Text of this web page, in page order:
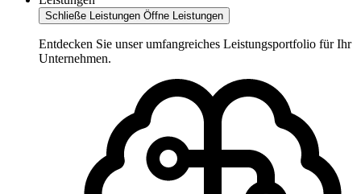
Schließe Leistungen Öffne Leistungen
Entdecken Sie unser umfangreiches Leistungsportfolio für Ihr
Unternehmen.